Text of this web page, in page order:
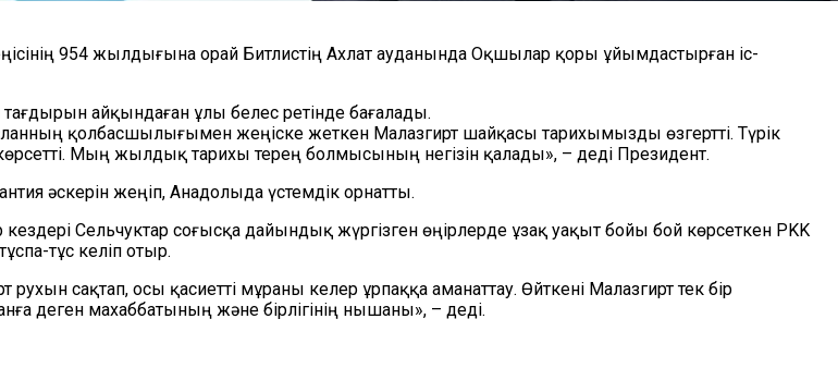
954 жылдығына орай Битлистің Ахлат ауданында Оқшылар қоры ұйымдастырған іс-
айқындаған ұлы белес ретінде бағалады.
қолбасшылығымен жеңіске жеткен Малазгирт шайқасы тарихымызды өзгертті. Түрік
Мың жылдық тарихы терең болмысының негізін қалады», – деді Президент.
әскерін жеңіп, Анадолыда үстемдік орнатты.
Сельчуктар соғысқа дайындық жүргізген өңірлерде ұзақ уақыт бойы бой көрсеткен PKK
тұс келіп отыр.
сақтап, осы қасиетті мұраны келер ұрпаққа аманаттау. Өйткені Малазгирт тек бір
махаббатының және бірлігінің нышаны», – деді.